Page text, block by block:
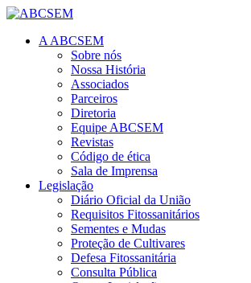
A ABCSEM
Sobre nós
Nossa História
Associados
Parceiros
Diretoria
Equipe ABCSEM
Revistas
Código de ética
Sala de Imprensa
Legislação
Diário Oficial da União
Requisitos Fitossanitários
Sementes e Mudas
Proteção de Cultivares
Defesa Fitossanitária
Consulta Pública